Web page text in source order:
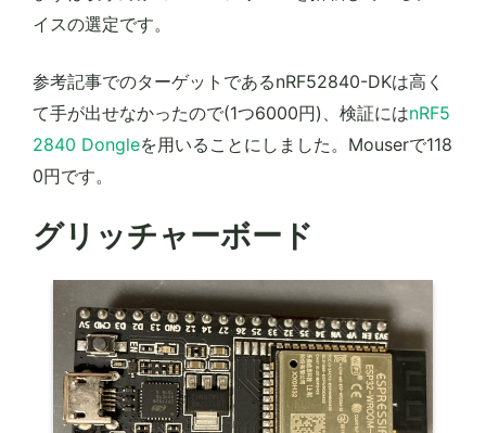
イスの選定です。
参考記事でのターゲットであるnRF52840-DKは高く
て手が出せなかったので(1つ6000円)、検証にはnRF5
2840 Dongleを用いることにしました。Mouserで118
0円です。
グリッチャーボード